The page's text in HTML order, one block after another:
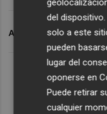
ARCHIVADO EN
del
solo a este
pueden
lugar del
oponerse en
Puede retirar
cualquier